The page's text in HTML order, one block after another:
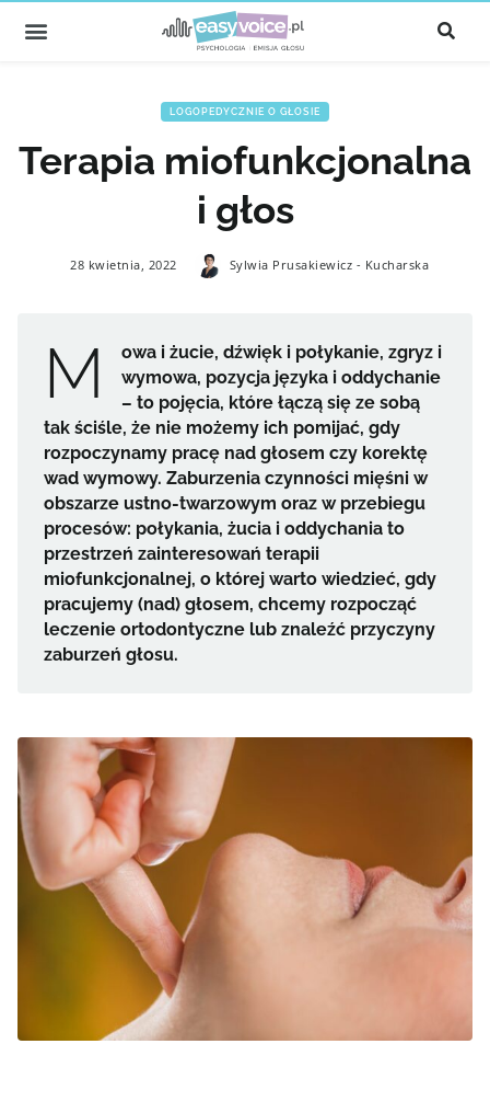
LOGOPEDYCZNIE O GŁOSIE
Terapia miofunkcjonalna
i głos
28 kwietnia, 2022 Sylwia Prusakiewicz - Kucharska
M
owa i żucie, dźwięk i połykanie, zgryz i
wymowa, pozycja języka i oddychanie
– to pojęcia, które łączą się ze sobą
tak ściśle, że nie możemy ich pomijać, gdy
rozpoczynamy pracę nad głosem czy korektę
wad wymowy. Zaburzenia czynności mięśni w
obszarze ustno-twarzowym oraz w przebiegu
procesów: połykania, żucia i oddychania to
przestrzeń zainteresowań terapii
miofunkcjonalnej, o której warto wiedzieć, gdy
pracujemy (nad) głosem, chcemy rozpocząć
leczenie ortodontyczne lub znaleźć przyczyny
zaburzeń głosu.